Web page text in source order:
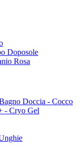
Doposole
Rosa
Doccia - Cocco
- Cryo Gel